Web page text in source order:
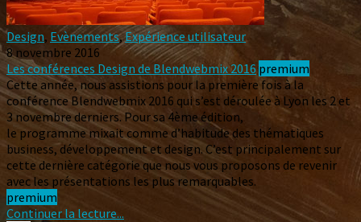
Design, Evènements,Expérience utilisateur
8 novembre 2016
Les conférences Design de Blendwebmix 2016 premium
Cette année, nous assistions pour la première fois à la
conférence Blendwebmix 2016 qui s’est déroulée à Lyon les 2 et
3 novembre derniers. Pour sa 4ème édition,
le programme mixait comme d’habitude des thématiques
business, développement et design. C’est principalement sur
cette dernière catégorie que nous vous proposons de revenir
avec les présentations les plus remarquables.
premium
Continuer la lecture...